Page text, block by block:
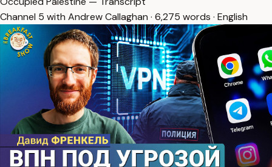
Channel 5 with Andrew Callaghan · 6,275 words · English